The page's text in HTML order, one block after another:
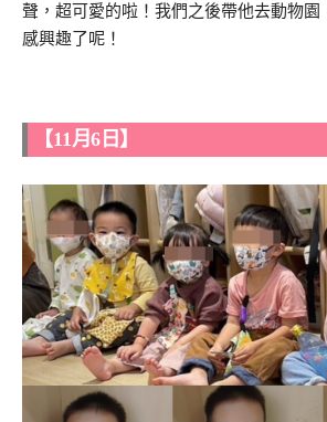
聲，超可愛的啦！我們之後帶他去動物園
感興趣了呢！
【11月6日】